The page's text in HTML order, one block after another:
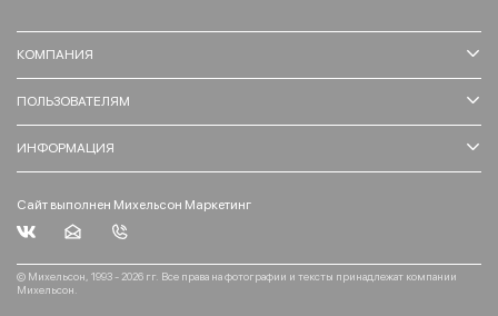
КОМПАНИЯ
ПОЛЬЗОВАТЕЛЯМ
ИНФОРМАЦИЯ
Сайт выполнен Михельсон Маркетинг
© Михельсон, 1993 - 2026 гг. Все права на фотографии и тексты принадлежат компании
Михельсон.